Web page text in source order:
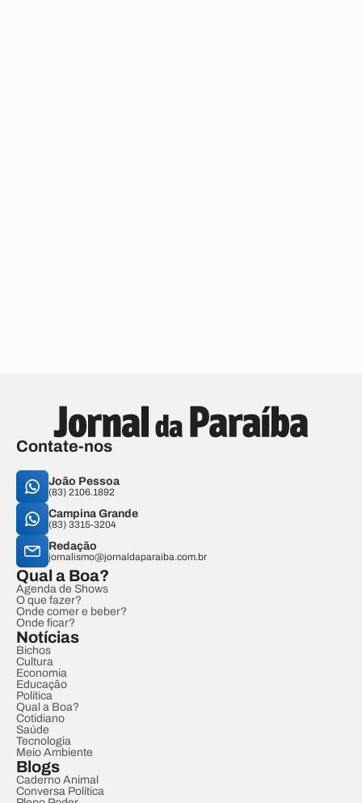
Contate-nos
João Pessoa
(83) 2106.1892
Campina Grande
(83) 3315-3204
Redação
jornalismo@jornaldaparaiba.com.br
Qual a Boa?
Agenda de Shows
O que fazer?
Onde comer e beber?
Onde ficar?
Notícias
Bichos
Cultura
Economia
Educação
Política
Qual a Boa?
Cotidiano
Saúde
Tecnologia
Meio Ambiente
Blogs
Caderno Animal
Conversa Política